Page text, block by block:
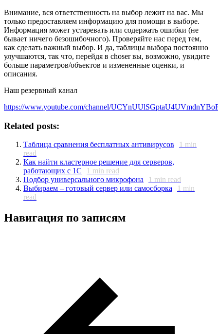
Внимание, вся ответственность на выбор лежит на вас. Мы
только предоставляем информацию для помощи в выборе.
Информация может устаревать или содержать ошибки (не
бывает ничего безошибочного). Проверяйте нас перед тем,
как сделать важный выбор. И да, таблицы выбора постоянно
улучшаются, так что, перейдя в choser вы, возможно, увидите
больше параметров/объектов и измененные оценки, и
описания.
Наш резервный канал
https://www.youtube.com/channel/
Related posts:
Таблица сравнения бесплатных антивирусов 1 min
read
Как найти кластерное решение для серверов,
работающих с 1С
1 min read
Подбор универсального микрофона
1 min read
Выбираем – готовый сервер или самосборка
1 min
read
Навигация по записям